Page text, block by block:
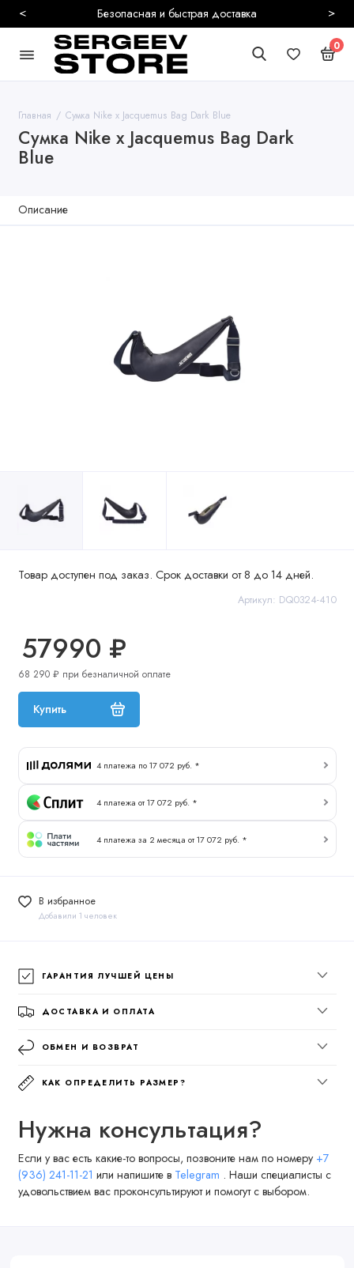
Безопасная и быстрая доставка
< >
0
Главная Сумка Nike x Jacquemus Bag Dark Blue
Сумка Nike x Jacquemus Bag Dark
Blue
Описание
Товар доступен под заказ. Срок доставки от 8 до 14 дней.
Артикул: DQ0324-410
57990 ₽
68 290 ₽ при безналичной оплате
Купить
4 платежа по 17 072 руб. *
4 платежа от 17 072 руб. *
4 платежа за 2 месяца от 17 072 руб. *
В избранное
Добавили 1 человек
ГАРАНТИЯ ЛУЧШЕЙ ЦЕНЫ
ДОСТАВКА И ОПЛАТА
ОБМЕН И ВОЗВРАТ
КАК ОПРЕДЕЛИТЬ РАЗМЕР?
Нужна консультация?
Если у вас есть какие-то вопросы, позвоните нам по номеру +7
(936) 241-11-21 или напишите в Telegram . Наши специалисты с
удовольствием вас проконсультируют и помогут с выбором.